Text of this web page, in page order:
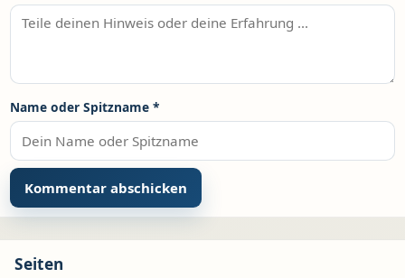
Name oder Spitzname *
Seiten